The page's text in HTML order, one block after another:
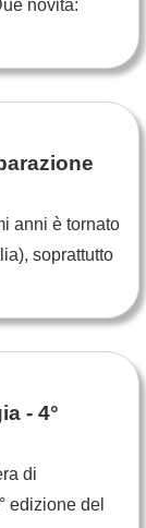
novità:
anni è tornato
soprattutto
- 4°
di
edizione del